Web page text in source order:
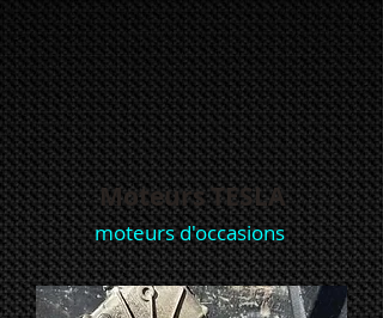
Moteurs TESLA
moteurs d'occasions